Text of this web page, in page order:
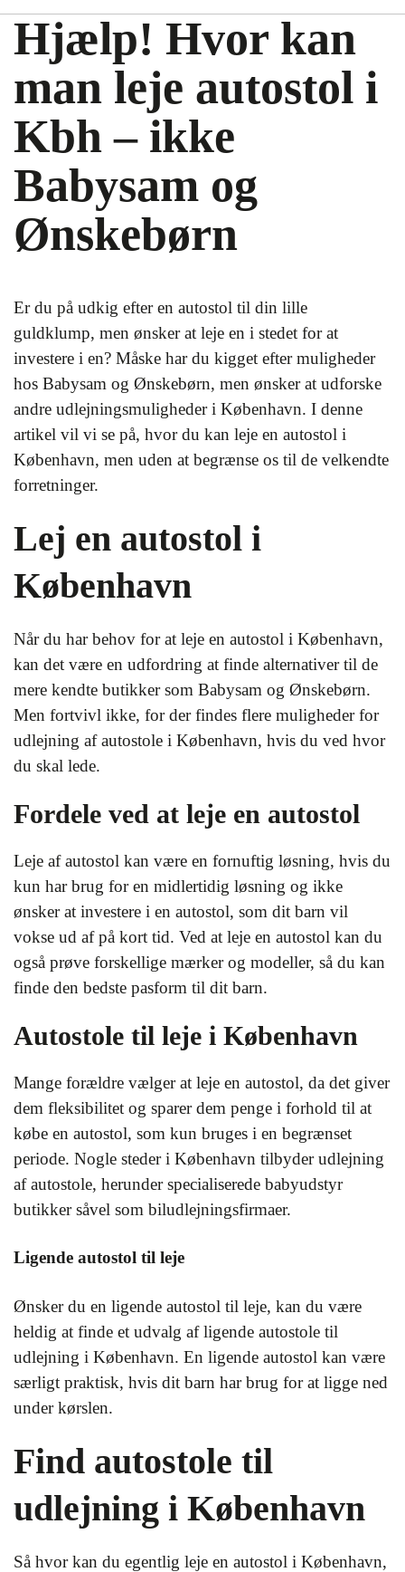
Hjælp! Hvor kan
man leje autostol i
Kbh – ikke
Babysam og
Ønskebørn
Er du på udkig efter en autostol til din lille
guldklump, men ønsker at leje en i stedet for at
investere i en? Måske har du kigget efter muligheder
hos Babysam og Ønskebørn, men ønsker at udforske
andre udlejningsmuligheder i København. I denne
artikel vil vi se på, hvor du kan leje en autostol i
København, men uden at begrænse os til de velkendte
forretninger.
Lej en autostol i
København
Når du har behov for at leje en autostol i København,
kan det være en udfordring at finde alternativer til de
mere kendte butikker som Babysam og Ønskebørn.
Men fortvivl ikke, for der findes flere muligheder for
udlejning af autostole i København, hvis du ved hvor
du skal lede.
Fordele ved at leje en autostol
Leje af autostol kan være en fornuftig løsning, hvis du
kun har brug for en midlertidig løsning og ikke
ønsker at investere i en autostol, som dit barn vil
vokse ud af på kort tid. Ved at leje en autostol kan du
også prøve forskellige mærker og modeller, så du kan
finde den bedste pasform til dit barn.
Autostole til leje i København
Mange forældre vælger at leje en autostol, da det giver
dem fleksibilitet og sparer dem penge i forhold til at
købe en autostol, som kun bruges i en begrænset
periode. Nogle steder i København tilbyder udlejning
af autostole, herunder specialiserede babyudstyr
butikker såvel som biludlejningsfirmaer.
Ligende autostol til leje
Ønsker du en ligende autostol til leje, kan du være
heldig at finde et udvalg af ligende autostole til
udlejning i København. En ligende autostol kan være
særligt praktisk, hvis dit barn har brug for at ligge ned
under kørslen.
Find autostole til
udlejning i København
Så hvor kan du egentlig leje en autostol i København,